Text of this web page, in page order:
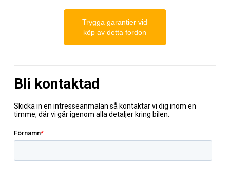
Trygga garantier vid
köp av detta fordon